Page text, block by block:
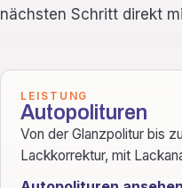
nächsten Schritt direkt
LEISTUNG
Autopolituren
Von der Glanzpolitur bis
Lackkorrektur, mit